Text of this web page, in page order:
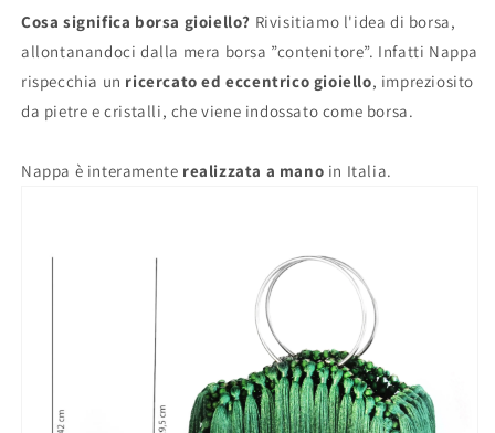
Cosa significa borsa gioiello? Rivisitiamo l'idea di borsa,
allontanandoci dalla mera borsa ”contenitore”. Infatti Nappa
rispecchia un ricercato ed eccentrico gioiello, impreziosito
da pietre e cristalli, che viene indossato come borsa.
Nappa è interamente realizzata a mano in Italia.